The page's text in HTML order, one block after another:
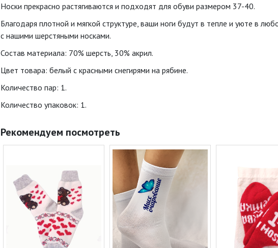
Носки прекрасно растягиваются и подходят для обуви размером 37-40.
Благодаря плотной и мягкой структуре, ваши ноги будут в тепле и уюте в
с нашими шерстяными носками.
Состав материала: 70% шерсть, 30% акрил.
Цвет товара: белый с красными снегирями на рябине.
Количество пар: 1.
Количество упаковок: 1.
Рекомендуем посмотреть